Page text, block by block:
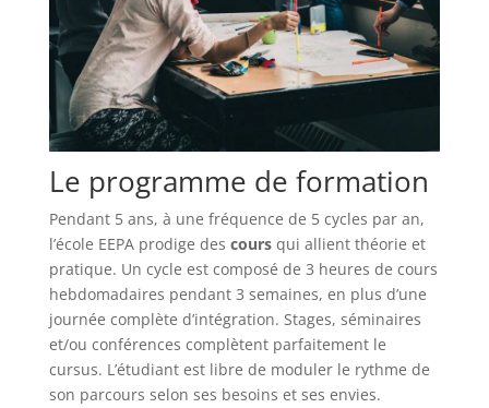
Le programme de formation
Pendant 5 ans, à une fréquence de 5 cycles par an,
l’école EEPA prodige des coursqui allient théorie et
pratique. Un cycle est composé de 3 heures de cours
hebdomadaires pendant 3 semaines, en plus d’une
journée complète d’intégration. Stages, séminaires
et/ou conférences complètent parfaitement le
cursus. L’étudiant est libre de moduler le rythme de
son parcours selon ses besoins et ses envies.